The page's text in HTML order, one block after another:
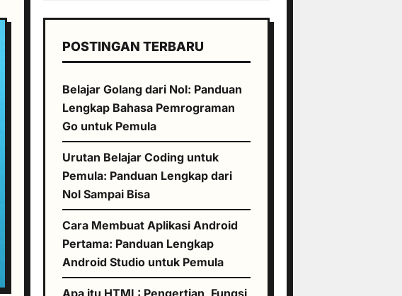
POSTINGAN TERBARU
Belajar Golang dari Nol: Panduan
Lengkap Bahasa Pemrograman
Go untuk Pemula
Urutan Belajar Coding untuk
Pemula: Panduan Lengkap dari
Nol Sampai Bisa
Cara Membuat Aplikasi Android
Pertama: Panduan Lengkap
Android Studio untuk Pemula
Apa itu HTML: Pengertian, Fungsi,